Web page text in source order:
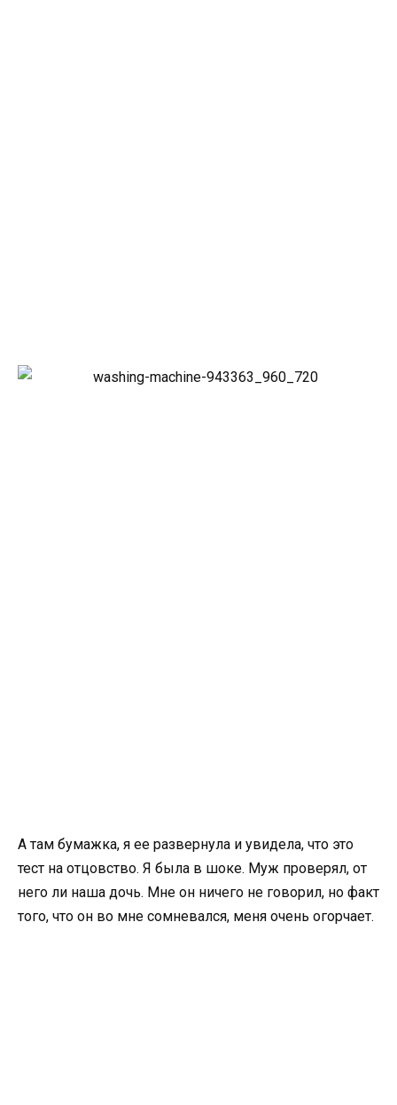
А там бумажка, я ее развернула и увидела, что это
тест на отцовство. Я была в шоке. Муж проверял, от
него ли наша дочь. Мне он ничего не говорил, но факт
того, что он во мне сомневался, меня очень огорчает.